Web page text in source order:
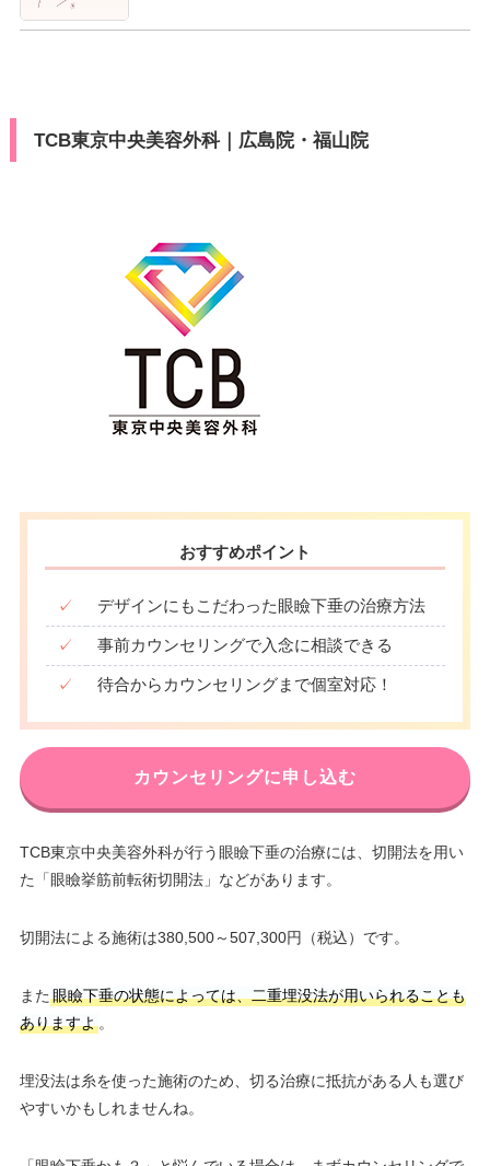
TCB東京中央美容外科｜広島院・福山院
おすすめポイント
✓ デザインにもこだわった眼瞼下垂の治療方法
✓ 事前カウンセリングで入念に相談できる
✓ 待合からカウンセリングまで個室対応！
カウンセリングに申し込む
TCB東京中央美容外科が行う眼瞼下垂の治療には、切開法を用い
た「眼瞼挙筋前転術切開法」などがあります。
切開法による施術は380,500～507,300円（税込）です。
また 眼瞼下垂の状態によっては、二重埋没法が用いられることも
ありますよ。
埋没法は糸を使った施術のため、切る治療に抵抗がある人も選び
やすいかもしれませんね。